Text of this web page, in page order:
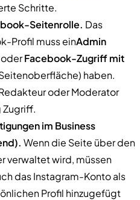
Schritte.
Seitenrolle. Das
Profil muss einAdmin
oderFacebook-Zugriff mit
haben.
oder Moderator
Zugriff.
im Business
Wenn die Seite über den
verwaltet wird, müssen
das Instagram-Konto als
Profil hinzugefügt